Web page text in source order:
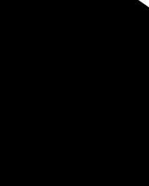
выбрала размеры,